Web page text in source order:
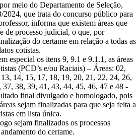
meio do Departamento de Seleção,
que trata do concurso público para
informa que existem áreas que
de processo judicial, o que, por
do certame em relação a todas as
cotistas.
especial os itens 9, 9.1 e 9.1.1, as áreas
(PCD’s e/ou Raciais) – Áreas: 02,
14, 15, 17, 18, 19, 20, 21, 22, 24, 26,
38, 39, 41, 43, 44, 45, 46, 47 e 48 -
final divulgado e homologado, pois
sejam finalizadas para que seja feita a
em lista única.
sejam finalizados os processos
do certame.